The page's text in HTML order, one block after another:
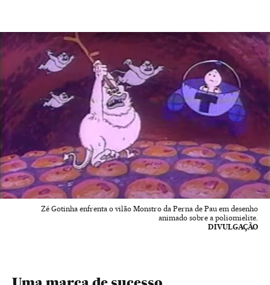
Zé Gotinha enfrenta o vilão Monstro da Perna de Pau em desenho
animado sobre a poliomielite.
DIVULGAÇÃO